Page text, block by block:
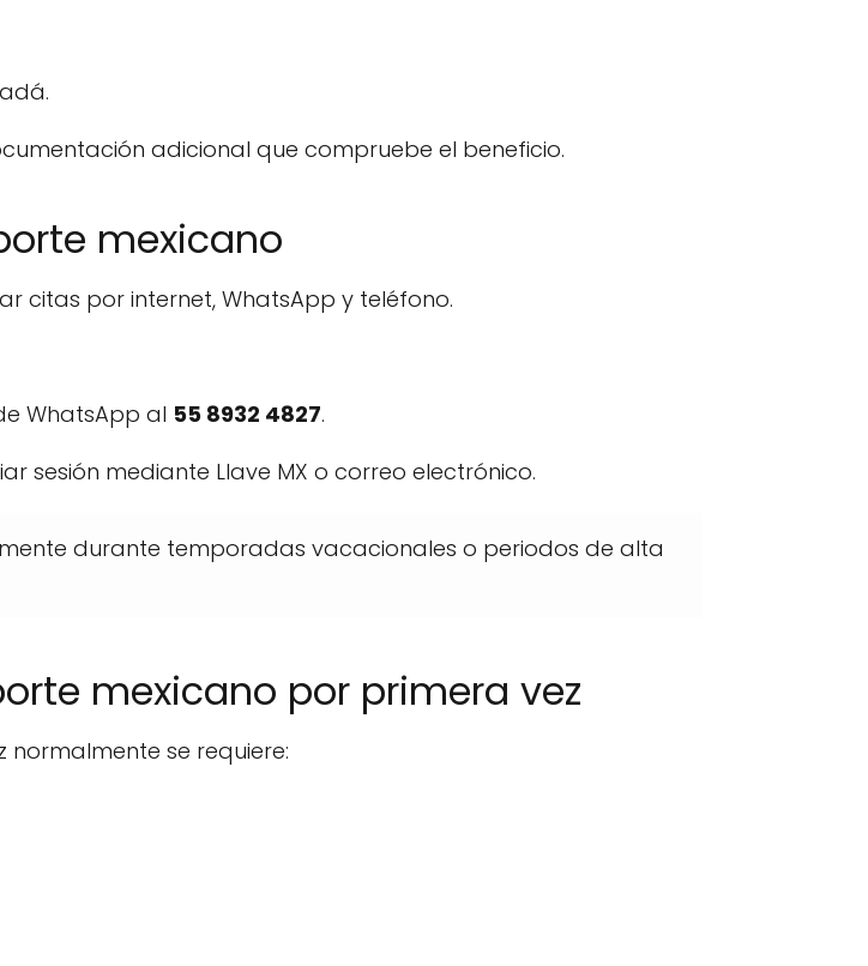
adicional que compruebe el beneficio.
mexicano
citas por internet, WhatsApp y teléfono.
WhatsApp al 55 8932 4827.
sesión mediante Llave MX o correo electrónico.
durante temporadas vacacionales o periodos de alta
mexicano por primera vez
se requiere: